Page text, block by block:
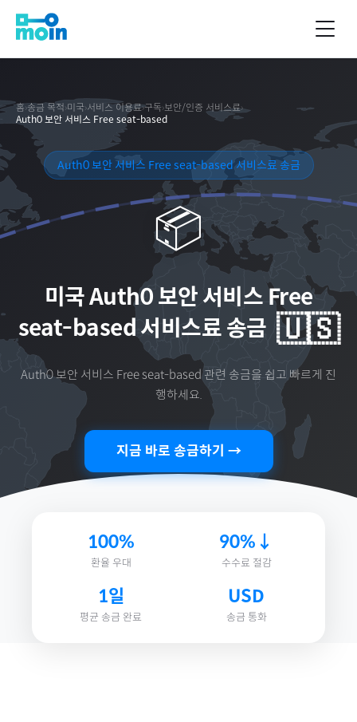
홈›송금 목적›미국›서비스 이용료›구독›보안/인증 서비스료›
Auth0 보안 서비스 Free seat-based
Auth0 보안 서비스 Free seat-based 서비스료 송금
📦
미국Auth0 보안 서비스 Free
seat-based 서비스료 송금 🇺🇸
Auth0 보안 서비스 Free seat-based관련 송금을 쉽고 빠르게 진
행하세요.
지금 바로 송금하기 →
100%
환율 우대
90%↓
수수료 절감
1일
평균 송금 완료
USD
송금 통화